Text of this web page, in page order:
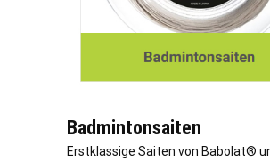
Badmintonsaiten
Erstklassige Saiten von Babolat®